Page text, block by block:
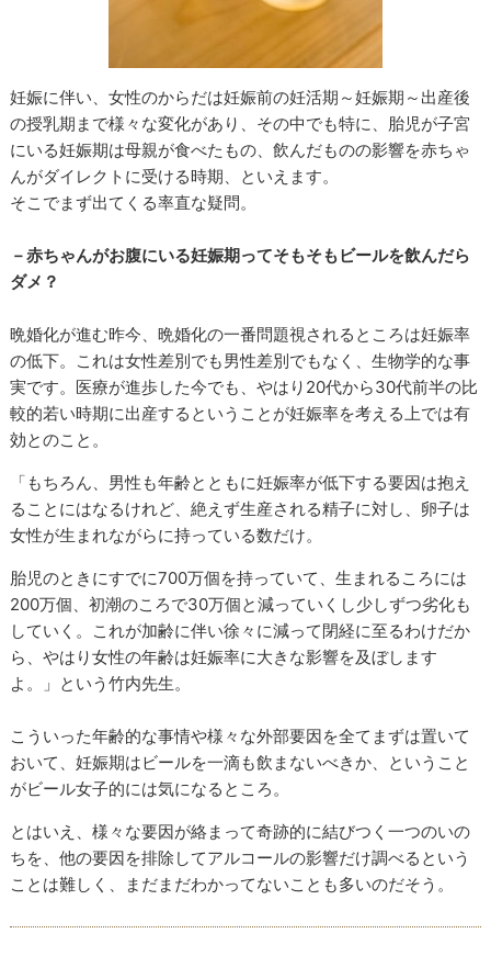
妊娠に伴い、女性のからだは妊娠前の妊活期～妊娠期～出産後
の授乳期まで様々な変化があり、その中でも特に、胎児が子宮
にいる妊娠期は母親が食べたもの、飲んだものの影響を赤ちゃ
んがダイレクトに受ける時期、といえます。
そこでまず出てくる率直な疑問。
－赤ちゃんがお腹にいる妊娠期ってそもそもビールを飲んだら
ダメ？
晩婚化が進む昨今、晩婚化の一番問題視されるところは妊娠率
の低下。これは女性差別でも男性差別でもなく、生物学的な事
実です。医療が進歩した今でも、やはり20代から30代前半の比
較的若い時期に出産するということが妊娠率を考える上では有
効とのこと。
「もちろん、男性も年齢とともに妊娠率が低下する要因は抱え
ることにはなるけれど、絶えず生産される精子に対し、卵子は
女性が生まれながらに持っている数だけ。
胎児のときにすでに700万個を持っていて、生まれるころには
200万個、初潮のころで30万個と減っていくし少しずつ劣化も
していく。これが加齢に伴い徐々に減って閉経に至るわけだか
ら、やはり女性の年齢は妊娠率に大きな影響を及ぼします
よ。」という竹内先生。
こういった年齢的な事情や様々な外部要因を全てまずは置いて
おいて、妊娠期はビールを一滴も飲まないべきか、ということ
がビール女子的には気になるところ。
とはいえ、様々な要因が絡まって奇跡的に結びつく一つのいの
ちを、他の要因を排除してアルコールの影響だけ調べるという
ことは難しく、まだまだわかってないことも多いのだそう。